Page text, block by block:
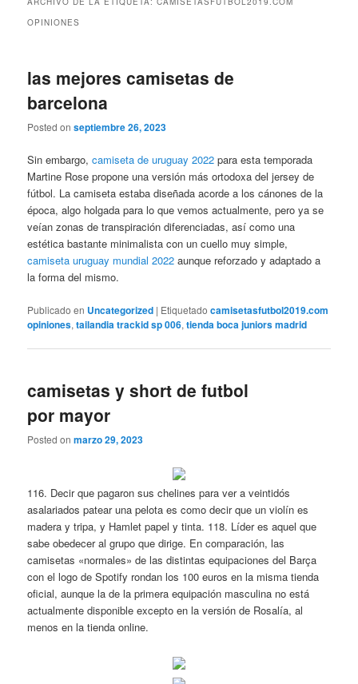
OPINIONES
las mejores camisetas de
barcelona
Posted onseptiembre 26, 2023
Sin embargo,camiseta de uruguay 2022 para esta temporada
Martine Rose propone una versión más ortodoxa del jersey de
fútbol. La camiseta estaba diseñada acorde a los cánones de la
época, algo holgada para lo que vemos actualmente, pero ya se
veían zonas de transpiración diferenciadas, así como una
estética bastante minimalista con un cuello muy simple,
camiseta uruguay mundial 2022 aunque reforzado y adaptado a
la forma del mismo.
Publicado en Uncategorized | Etiquetado camisetasfutbol2019.com
opiniones,tailandia trackid sp 006,tienda boca juniors madrid
camisetas y short de futbol
por mayor
Posted onmarzo 29, 2023
116. Decir que pagaron sus chelines para ver a veintidós
asalariados patear una pelota es como decir que un violín es
madera y tripa, y Hamlet papel y tinta. 118. Líder es aquel que
sabe obedecer al grupo que dirige. En comparación, las
camisetas «normales» de las distintas equipaciones del Barça
con el logo de Spotify rondan los 100 euros en la misma tienda
oficial, aunque la de la primera equipación masculina no está
actualmente disponible excepto en la versión de Rosalía, al
menos en la tienda online.